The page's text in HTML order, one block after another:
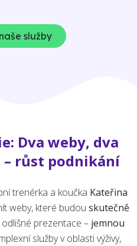
služby
Dva weby, dva
– růst podnikání
trenérka a koučka Kateřina
weby, které budou skutečně
odlišné prezentace – jemnou
služby v oblasti výživy,